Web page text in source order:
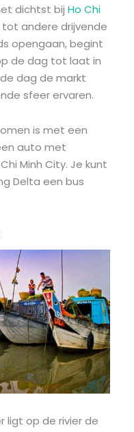
dichtst bij Ho Chi
andere drijvende
opengaan, begint
de dag tot laat in
dag de markt
sfeer ervaren.
is met een
auto met
Minh City. Je kunt
Delta een bus
ligt op de rivier de